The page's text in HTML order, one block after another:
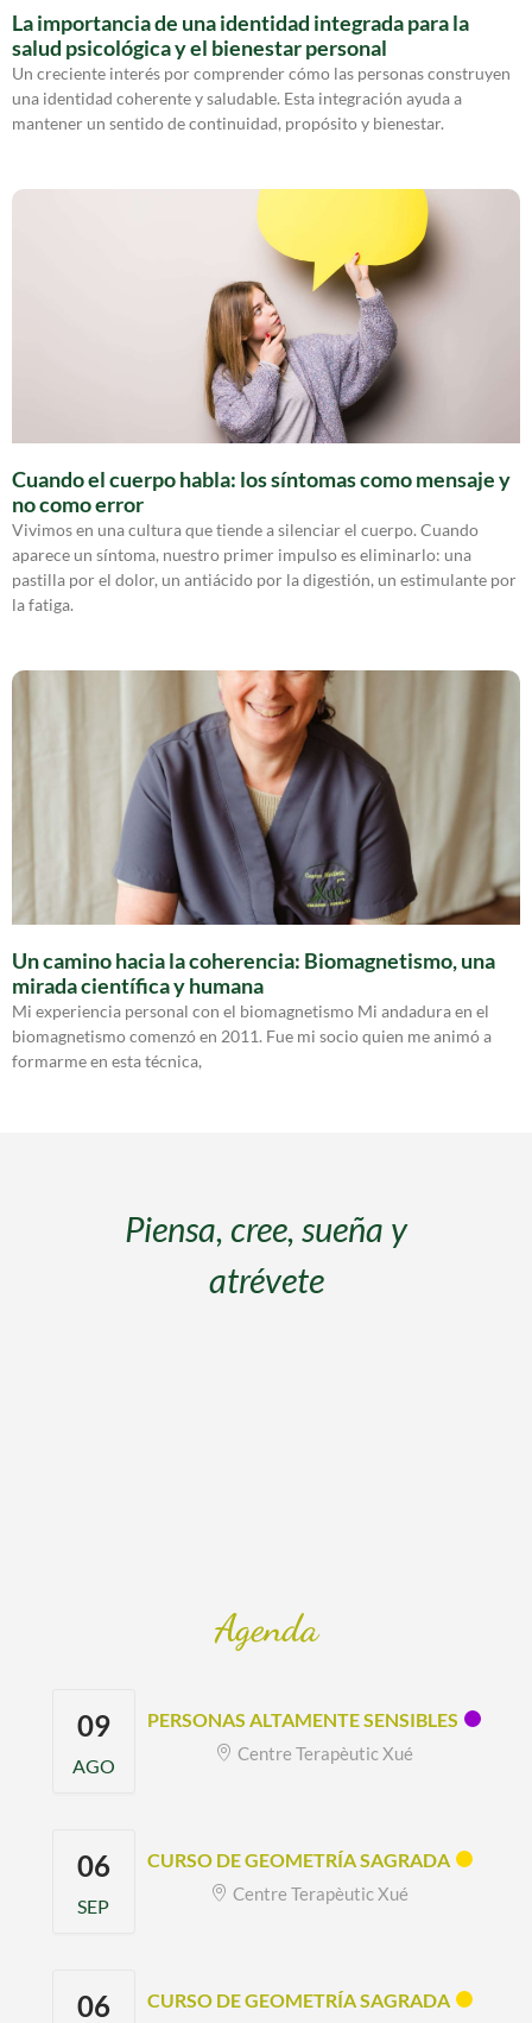
La importancia de una identidad integrada para la
salud psicológica y el bienestar personal
Un creciente interés por comprender cómo las personas construyen
una identidad coherente y saludable. Esta integración ayuda a
mantener un sentido de continuidad, propósito y bienestar.
Cuando el cuerpo habla: los síntomas como mensaje y
no como error
Vivimos en una cultura que tiende a silenciar el cuerpo. Cuando
aparece un síntoma, nuestro primer impulso es eliminarlo: una
pastilla por el dolor, un antiácido por la digestión, un estimulante por
la fatiga.
Un camino hacia la coherencia: Biomagnetismo, una
mirada científica y humana
Mi experiencia personal con el biomagnetismo Mi andadura en el
biomagnetismo comenzó en 2011. Fue mi socio quien me animó a
formarme en esta técnica,
Piensa, cree, sueña y
atrévete
Agenda
09
AGO
PERSONAS ALTAMENTE SENSIBLES
Centre Terapèutic Xué
06
SEP
CURSO DE GEOMETRÍA SAGRADA
Centre Terapèutic Xué
06 CURSO DE GEOMETRÍA SAGRADA